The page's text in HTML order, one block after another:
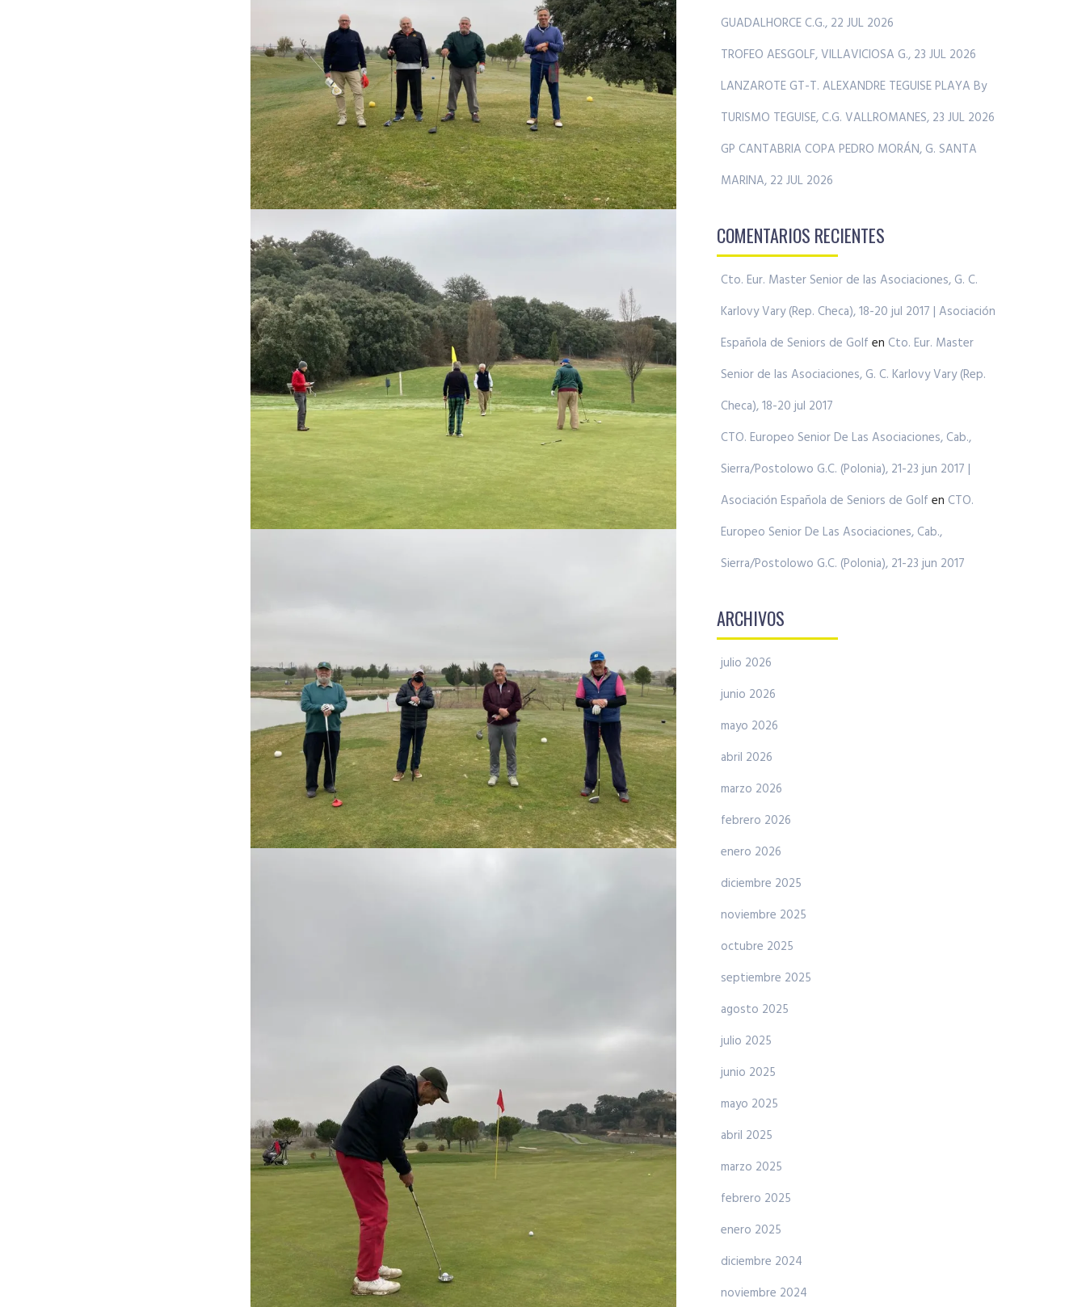
GUADALHORCE C.G., 22 JUL 2026
TROFEO AESGOLF, VILLAVICIOSA G., 23 JUL 2026
LANZAROTE GT-T. ALEXANDRE TEGUISE PLAYA By
TURISMO TEGUISE, C.G. VALLROMANES, 23 JUL 2026
GP CANTABRIA COPA PEDRO MORÁN, G. SANTA
MARINA, 22 JUL 2026
COMENTARIOS RECIENTES
Cto. Eur. Master Senior de las Asociaciones, G. C.
Karlovy Vary (Rep. Checa), 18-20 jul 2017 | Asociación
Española de Seniors de Golf en Cto. Eur. Master
Senior de las Asociaciones, G. C. Karlovy Vary (Rep.
Checa), 18-20 jul 2017
CTO. Europeo Senior De Las Asociaciones, Cab.,
Sierra/Postolowo G.C. (Polonia), 21-23 jun 2017 |
Asociación Española de Seniors de Golf en CTO.
Europeo Senior De Las Asociaciones, Cab.,
Sierra/Postolowo G.C. (Polonia), 21-23 jun 2017
ARCHIVOS
julio 2026
junio 2026
mayo 2026
abril 2026
marzo 2026
febrero 2026
enero 2026
diciembre 2025
noviembre 2025
octubre 2025
septiembre 2025
agosto 2025
julio 2025
junio 2025
mayo 2025
abril 2025
marzo 2025
febrero 2025
enero 2025
diciembre 2024
noviembre 2024